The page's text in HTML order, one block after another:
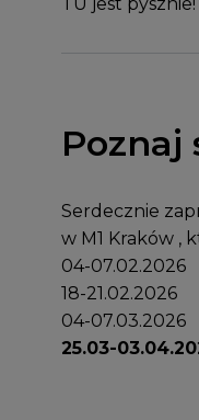
Poznaj
Serdecznie
w M1 Kraków ,
04-07.02.2026
18-21.02.2026
04-07.03.2026
25.03-